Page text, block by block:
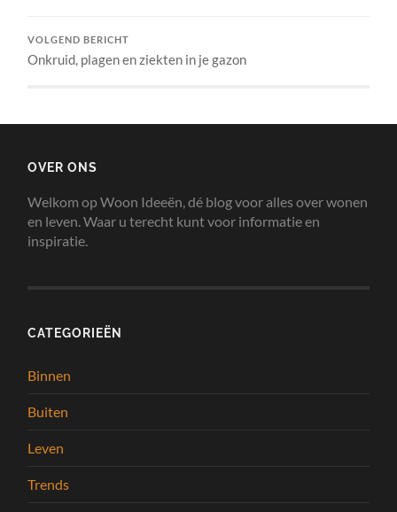
VOLGEND BERICHT
Onkruid, plagen en ziekten in je gazon
OVER ONS
Welkom op Woon Ideeën, dé blog voor alles over wonen
en leven. Waar u terecht kunt voor informatie en
inspiratie.
CATEGORIEËN
Binnen
Buiten
Leven
Trends